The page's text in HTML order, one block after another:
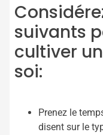
suivants
cultiver
soi:
Prenez le
disent sur le